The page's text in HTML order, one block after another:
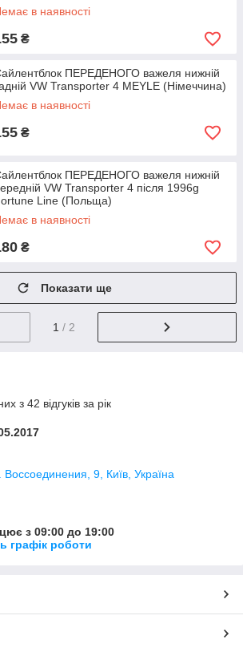
в наявності
₴
ПЕРЕДЕНОГО важеля нижній
VW Transporter 4 MEYLE (Німеччина)
в наявності
₴
ПЕРЕДЕНОГО важеля нижній
VW Transporter 4 після 1996g
Line (Польща)
в наявності
₴
Показати ще
1 / 2
з 42 відгуків за рік
Воссоединения, 9, Київ, Україна
з 09:00 до 19:00
графік роботи